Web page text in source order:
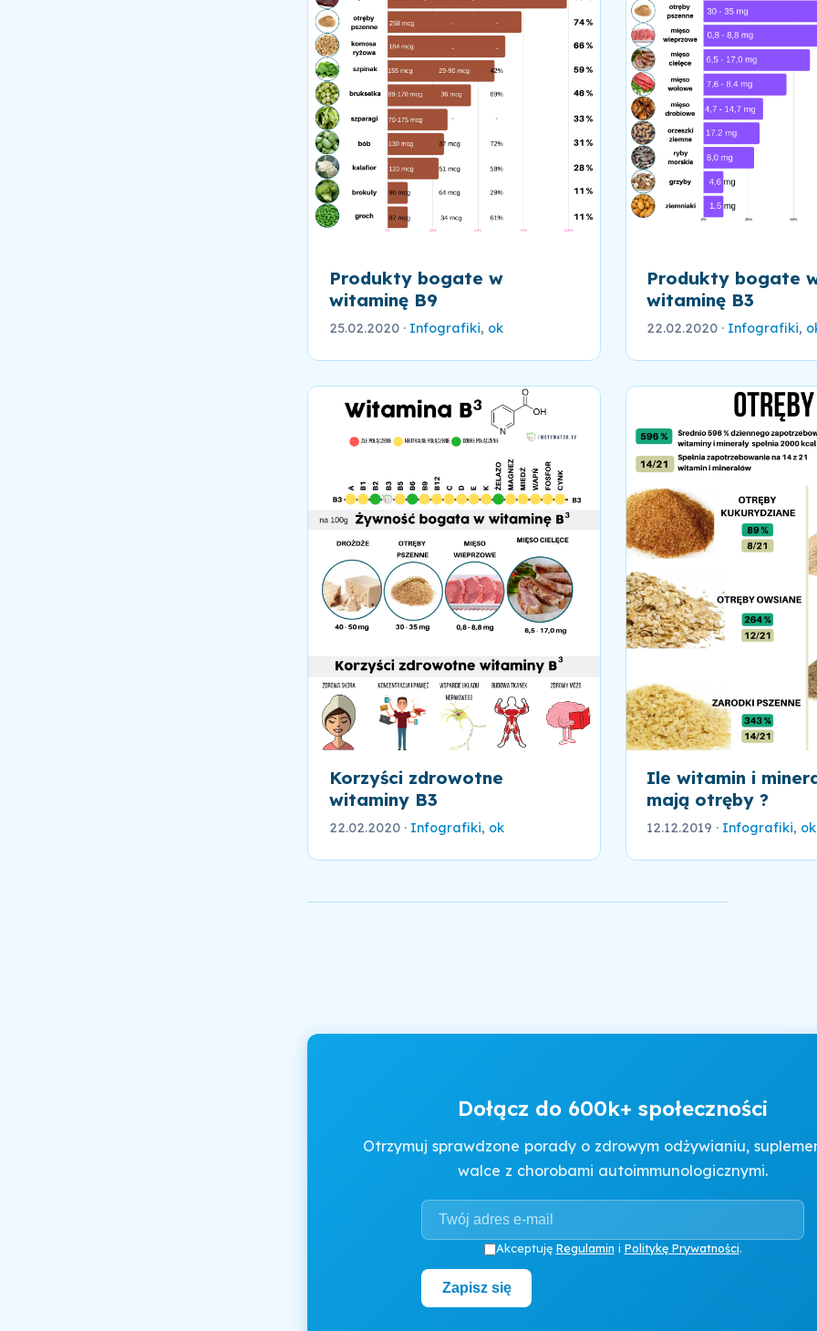
Produkty bogate w
witaminę B9
25.02.2020· Infografiki, ok
Produkty bogate
witaminę B3
22.02.2020 · Infografiki,
Korzyści zdrowotne
witaminy B3
22.02.2020· Infografiki, ok
Ile witamin i
mają otręby ?
12.12.2019 · Infografiki, ok
Dołącz do 600k+ społeczności
Otrzymuj sprawdzone porady o zdrowym odżywianiu,
walce z chorobami autoimmunologicznymi.
Akceptuję Regulamin i Politykę Prywatności.
Zapisz się